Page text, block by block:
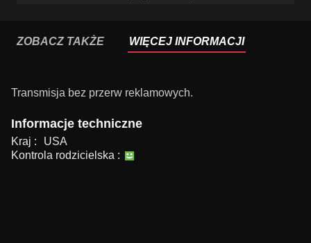
ZOBACZ TAKŻE WIĘCEJ INFORMACJI
Transmisja bez przerw reklamowych.
Informacje techniczne
Kraj :
USA
Kontrola rodzicielska :